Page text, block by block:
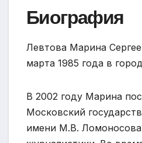
Биография
Левтова Марина
марта 1985 года в
В 2002 году Марина
Московский
имени М.В. Ломоносова